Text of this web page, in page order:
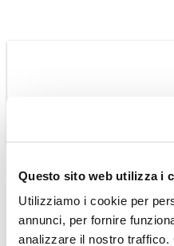
Questo sito web utilizza i
Utilizziamo i cookie per
annunci, per fornire
analizzare il nostro traffico.
OMAN
Suggestioni
tour privato
Tour 6 giorni - 5 notti privato